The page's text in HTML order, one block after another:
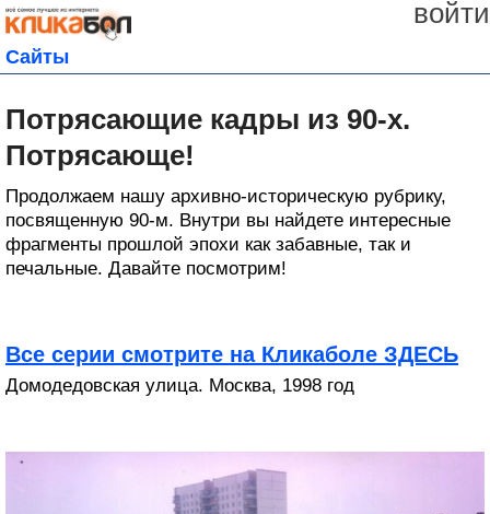
войти
Сайты
Потрясающие кадры из 90-х.
Потрясающе!
Продолжаем нашу архивно-историческую рубрику,
посвященную 90-м. Внутри вы найдете интересные
фрагменты прошлой эпохи как забавные, так и
печальные. Давайте посмотрим!
Все серии смотрите на Кликаболе ЗДЕСЬ
Домодедовская улица. Москва, 1998 год